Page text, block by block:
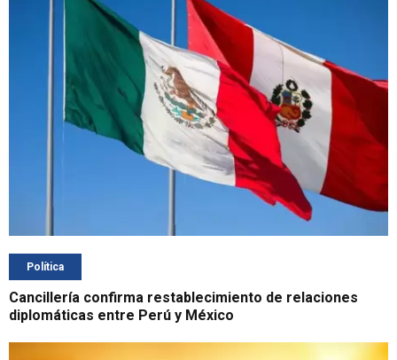
Política
Cancillería confirma restablecimiento de relaciones
diplomáticas entre Perú y México